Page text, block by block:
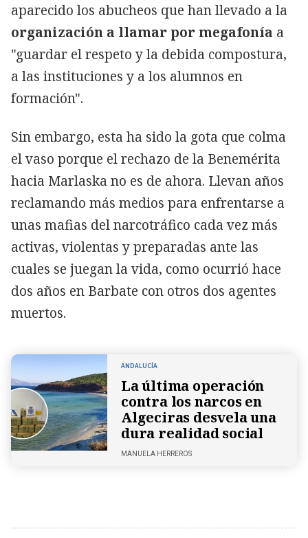
aparecido los abucheos que han llevado a la
organización a llamar por megafonía a
"guardar el respeto y la debida compostura,
a las instituciones y a los alumnos en
formación".
Sin embargo, esta ha sido la gota que colma
el vaso porque el rechazo de la Benemérita
hacia Marlaska no es de ahora. Llevan años
reclamando más medios para enfrentarse a
unas mafias del narcotráfico cada vez más
activas, violentas y preparadas ante las
cuales se juegan la vida, como ocurrió hace
dos años en Barbate con otros dos agentes
muertos.
ANDALUCÍA
La última operación
contra los narcos en
Algeciras desvela una
dura realidad social
MANUELA HERREROS